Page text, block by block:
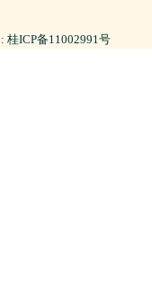
桂ICP备11002991号